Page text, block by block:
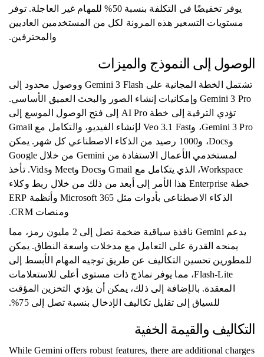
يوفر تخفيضًا في التكلفة بنسبة 50% للمهام غير العاجلة. توفر
مستويات التسعير هذه المرونة لكل من المستخدمين العاديين
والمحترفين.
الوصول إلى النموذج والميزات
تشتمل الخطة المجانية على Gemini 3 Flash ووصول محدود إلى
Gemini 3 Pro وإمكانيات إنشاء الصور والبحث العميق الأساسي.
تؤدي الترقية إلى خطة AI Pro إلى فتح الوصول الموسع إلى
Gemini 3 Pro، وVeo 3.1 Fast لإنشاء الفيديو، والتكامل مع Gmail
وDocs، و1000 رصيد من الذكاء الاصطناعي كل شهر. يمكن
لمستخدمي الأعمال الاستفادة من Gemini من خلال Google
Workspace، الذي يتكامل مع Gmail وDocs وMeet وVids. تأخذ
خطة Enterprise هذا الأمر إلى أبعد من ذلك من خلال ربط وكلاء
الذكاء الاصطناعي بأدوات مثل Microsoft 365 وأنظمة ERP
ومنصات CRM.
يدعم Gemini نافذة سياقية ضخمة تصل إلى 2 مليون رمز، مما
يمنحه القدرة على التعامل مع مدخلات واسعة النطاق. يمكن
للمطورين تحسين التكاليف عن طريق توجيه المهام الأبسط إلى
Flash-Lite، مما يوفر نماذج ذات مستوى أعلى للاستعلامات
المعقدة. بالإضافة إلى ذلك، يمكن أن يؤدي التخزين المؤقت
للسياق إلى تقليل تكاليف الإدخال بنسبة تصل إلى 75%.
التكاليف والقيمة الخفية
While Gemini offers robust features, there are additional charges